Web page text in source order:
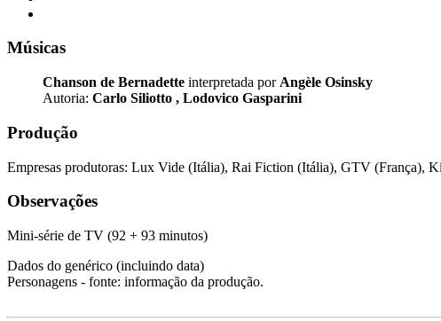
Músicas
Chanson de Bernadette interpretada por Angèle Osinsky
Autoria: Carlo Siliotto , Lodovico Gasparini
Produção
Empresas produtoras: Lux Vide (Itália), Rai Fiction (Itália), GTV (França),
Observações
Mini-série de TV (92 + 93 minutos)
Dados do genérico (incluindo data)
Personagens - fonte: informação da produção.